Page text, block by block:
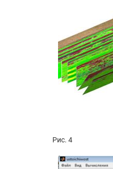
Рис. 4